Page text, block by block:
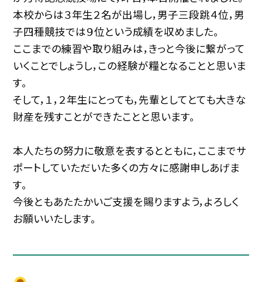
本校からは３年生２名が出場し，男子三段跳４位，男
子四種競技では９位という成績を収めました。
ここまでの練習や取り組みは，きっと今後に繋がって
いくことでしょうし，この経験が糧となることと思いま
す。
そして，１，２年生にとっても，先輩としてとても大きな
財産を残すことができたことと思います。
本人たちの努力に敬意を表するとともに，ここまでサ
ポートしていただいた多くの方々に感謝申しあげま
す。
今後ともあたたかいご支援を賜りますよう，よろしく
お願いいたします。